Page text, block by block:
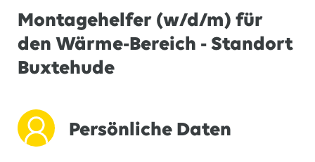
Montagehelfer (w/d/m) für
den Wärme-Bereich - Standort
Buxtehude
Persönliche Daten